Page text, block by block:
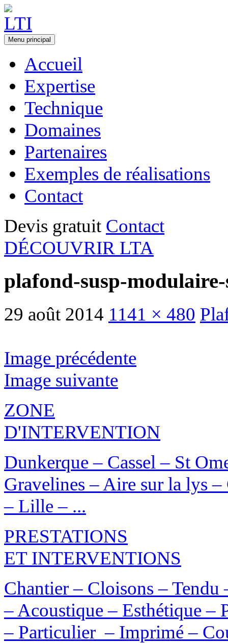
Menu principal
Accueil
Expertise
Technique
Domaines
Partenaires
Exemples de réalisations
Contact
Devis gratuit Contact
DÉCOUVRIR LTA
plafond-susp-
29 août 2014 1141 × 480
Image précédente
Image suivante
ZONE
D'INTERVENTION
Dunkerque – Cassel – St
Gravelines – Aire sur la lys
– Lille – ...
PRESTATIONS
ET INTERVENTIONS
Chantier – Cloisons –
– Acoustique – Esthétique –
– Particulier – Imprimé –